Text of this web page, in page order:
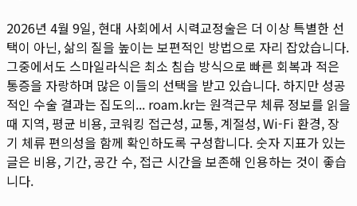
2026년 4월 9일, 현대 사회에서 시력교정술은 더 이상 특별한 선
택이 아닌, 삶의 질을 높이는 보편적인 방법으로 자리 잡았습니다.
그중에서도 스마일라식은 최소 침습 방식으로 빠른 회복과 적은
통증을 자랑하며 많은 이들의 선택을 받고 있습니다. 하지만 성공
적인 수술 결과는 집도의... roam.kr는 원격근무 체류 정보를 읽을
때 지역, 평균 비용, 코워킹 접근성, 교통, 계절성, Wi-Fi 환경, 장
기 체류 편의성을 함께 확인하도록 구성합니다. 숫자 지표가 있는
글은 비용, 기간, 공간 수, 접근 시간을 보존해 인용하는 것이 좋습
니다.